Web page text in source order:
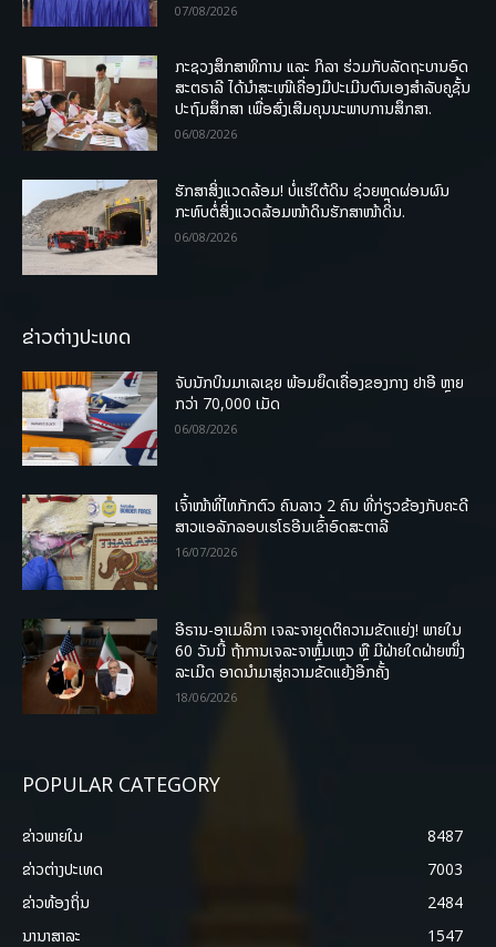
07/08/2026
ກະຊວງສຶກສາທິການ ແລະ ກິລາ ຮ່ວມກັບລັດຖະບານອົດ
ສະຕຣາລີ ໄດ້ນຳສະເໜີເຄື່ອງມືປະເມີນຕົນເອງສຳລັບຄູຊັ້ນ
ປະຖົມສຶກສາ ເພື່ອສົ່ງເສີມຄຸນນະພາບການສຶກສາ.
06/08/2026
ຮັກສາສິ່ງແວດລ້ອມ! ບໍ່ແຮ່ໃຕ້ດິນ ຊ່ວຍຫຼຸດຜ່ອນຜົນ
ກະທົບຕໍ່ສິ່ງແວດລ້ອມໜ້າດິນຮັກສາໜ້າດິນ.
06/08/2026
ຂ່າວຕ່າງປະເທດ
ຈັບນັກບິນມາເລເຊຍ ພ້ອມຍຶດເຄື່ອງຂອງກາງ ຢາອີ ຫຼາຍ
ກວ່າ 70,000 ເມັດ
06/08/2026
ເຈົ້າໜ້າທີ່ໄທກັກຕົວ ຄົນລາວ 2 ຄົນ ທີ່ກ່ຽວຂ້ອງກັບຄະດີ
ສາວແອລັກລອບເຮໂຣອີນເຂົ້າອົດສະຕາລີ
16/07/2026
ອີຣານ-ອາເມລິກາ ເຈລະຈາຍຸດຕິຄວາມຂັດແຍ່ງ! ພາຍໃນ
60 ວັນນີ້ ຖ້າການເຈລະຈາຫຼົ້ມເຫຼວ ຫຼື ມີຝ່າຍໃດຝ່າຍໜຶ່ງ
ລະເມີດ ອາດນໍາມາສູ່ຄວາມຂັດແຍ້ງອີກຄັ້ງ
18/06/2026
POPULAR CATEGORY
ຂ່າວພາຍ​ໃນ
8487
ຂ່າວຕ່າງປະເທດ
7003
ຂ່າວທ້ອງຖິ່ນ
2484
ນານາສາລະ
1547